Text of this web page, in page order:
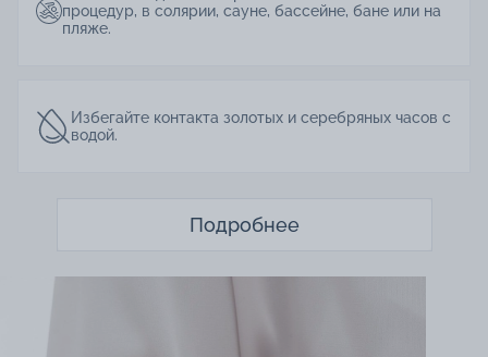
процедур, в солярии, сауне, бассейне, бане или на
пляже.
Избегайте контакта золотых и серебряных часов с
водой.
Подробнее